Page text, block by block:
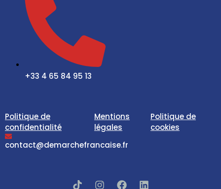
+33 4 65 84 95 13
Politique de
confidentialité
Mentions
légales
Politique de
cookies
contact@demarchefrancaise.fr